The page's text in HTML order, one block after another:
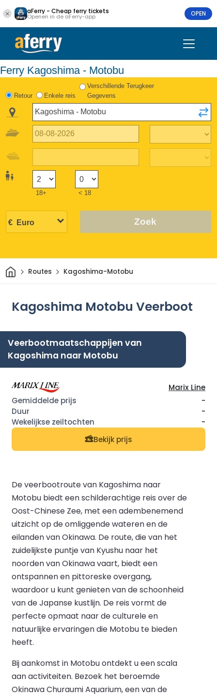
aFerry - Cheap ferry tickets
Openen in de aFerry-app OPEN
Ferry Kagoshima - Motobu
Retour Enkele reis
Verschillende Terugkeer
Gegevens
18+ < 18
Zoek
ThuisRoutes Kagoshima-Motobu
Kagoshima Motobu Veerboot
Veerbootmaatschappijen van
Kagoshima naar Motobu
Marix Line
-
-
-
Bekijk prijs
De veerbootroute van Kagoshima naar
Motobu biedt een schilderachtige reis over de
Oost-Chinese Zee, met een adembenemend
uitzicht op de omliggende wateren en de
eilanden van Okinawa. De route, die van het
zuidelijkste puntje van Kyushu naar het
noorden van Okinawa vaart, biedt een
ontspannen en pittoreske overgang,
waardoor u kunt genieten van de schoonheid
van de Japanse kustlijn. De reis vormt de
perfecte opmaat naar de culturele en
natuurlijke ervaringen die Motobu te bieden
heeft.
Bij aankomst in Motobu ontdekt u een scala
aan activiteiten. Bezoek het beroemde
Okinawa Churaumi Aquarium, een van de